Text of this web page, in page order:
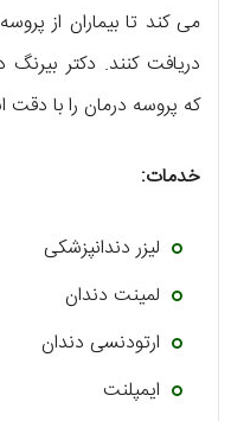
می کند تا بیماران از
دریافت کنند. دکتر
که پروسه درمان را با
خدمات:
لیزر دندانپزشکی
لمینت دندان
ارتودنسی دندان
ایمپلنت